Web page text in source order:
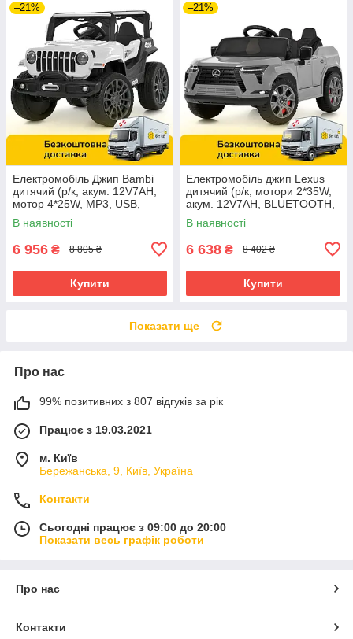
–21%
Електромобіль Джип Bambi
дитячий (р/к, акум. 12V7AH,
мотор 4*25W, MP3, USB,
BLUETOOTH) M 6357EBLR-1
Білий
В наявності
6 956 ₴ 8 805 ₴
Купити
–21%
Електромобіль джип Lexus
дитячий (р/к, мотори 2*35W,
акум. 12V7AH, BLUETOOTH,
MP3, USB) Bambi M
6410EBLR-11 Сірий
В наявності
6 638 ₴ 8 402 ₴
Купити
Показати ще
Про нас
99% позитивних з 807 відгуків за рік
Працює з 19.03.2021
м. Київ
Бережанська, 9, Київ, Україна
Контакти
Сьогодні працює з 09:00 до 20:00
Показати весь графік роботи
Про нас
Контакти